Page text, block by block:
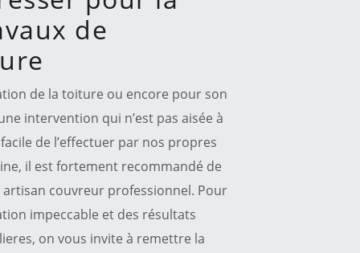
de
de la toiture ou encore pour son
intervention qui n’est pas aisée à
de l’effectuer par nos propres
il est fortement recommandé de
couvreur professionnel. Pour
impeccable et des résultats
on vous invite à remettre la